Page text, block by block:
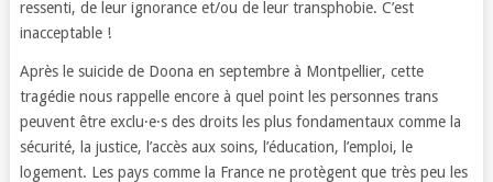
ressenti, de leur ignorance et/ou de leur transphobie. C’est
inacceptable !
Après le suicide de Doona en septembre à Montpellier, cette
tragédie nous rappelle encore à quel point les personnes trans
peuvent être exclu·e·s des droits les plus fondamentaux comme la
sécurité, la justice, l’accès aux soins, l’éducation, l’emploi, le
logement. Les pays comme la France ne protègent que très peu les